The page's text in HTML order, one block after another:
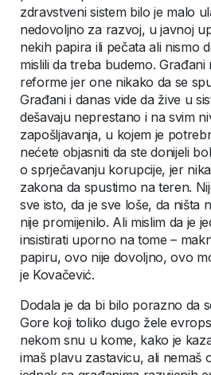
zdravstveni sistem bilo je malo
nedovoljno za razvoj, u javnoj
nekih papira ili pečata ali nismo
mislili da treba budemo. Građani
reforme jer one nikako da se
Građani i danas vide da žive u
dešavaju neprestano i na svim
zapošljavanja, u kojem je
nećete objasniti da ste donijeli
o sprječavanju korupcije, jer
zakona da spustimo na teren.
sve isto, da je sve loše, da ništa
nije promijenilo. Ali mislim da je
insistirati uporno na tome –
papiru, ovo nije dovoljno, ovo
je Kovačević.
Dodala je da bi bilo porazno da
Gore koji toliko dugo žele
nekom snu u kome, kako je
imaš plavu zastavicu, ali nemaš